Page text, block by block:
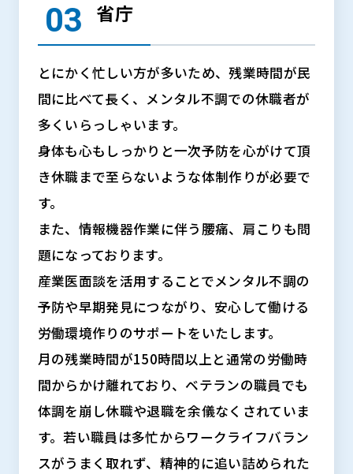
省庁
とにかく忙しい方が多いため、残業時間が民
間に比べて長く、メンタル不調での休職者が
多くいらっしゃいます。
身体も心もしっかりと一次予防を心がけて頂
き休職まで至らないような体制作りが必要で
す。
また、情報機器作業に伴う腰痛、肩こりも問
題になっております。
産業医面談を活用することでメンタル不調の
予防や早期発見につながり、安心して働ける
労働環境作りのサポートをいたします。
月の残業時間が150時間以上と通常の労働時
間からかけ離れており、ベテランの職員でも
体調を崩し休職や退職を余儀なくされていま
す。若い職員は多忙からワークライフバラン
スがうまく取れず、精神的に追い詰められた